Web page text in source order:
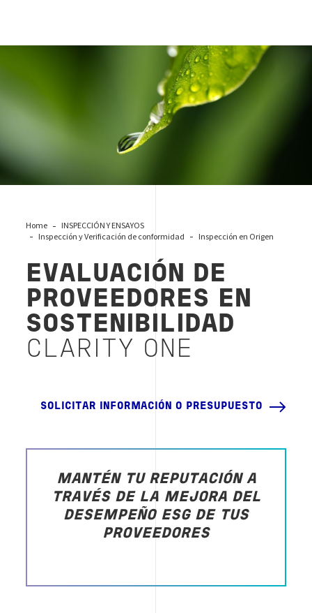
Home
INSPECCIÓN Y ENSAYOS
Inspección y Verificación de conformidad
Inspección en Origen
EVALUACIÓN DE
PROVEEDORES EN
SOSTENIBILIDAD
CLARITY ONE
SOLICITAR INFORMACIÓN O PRESUPUESTO
MANTÉN TU REPUTACIÓN A
TRAVÉS DE LA MEJORA DEL
DESEMPEÑO ESG DE TUS
PROVEEDORES